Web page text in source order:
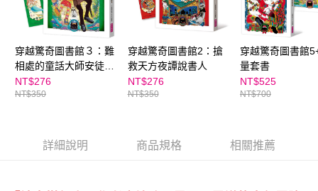
３．未成年的使用者請事先徵得法定代理人或監護人之同意方可使用
「AFTEE先享後付」，若未經同意申辦者引起之損失，本公司不負相關責
４．使用「AFTEE先享後付」時，將依據個別帳號之用戶狀況，依本公司即
時審查核予不同之上限額度；若仍有額度不足之情形，本公司將視審查結果
請求用戶進行身份認證。
５．嚴禁一人註冊多個帳號或使用他人資訊註冊。若發現惡意使用之情形，
恩沛科技股份有限公司將有權停止該用戶之使用額度並採取法律行動。
穿越驚奇圖書館３：難
相處的童話大師安徒生
（隨書附贈角色珍藏書
籤）
NT$276
NT$350
穿越驚奇圖書館2：搶
救天方夜譚說書人
NT$276
NT$350
穿越驚奇圖書館
量套書
NT$525
NT$700
詳細說明 商品規格 相關推薦